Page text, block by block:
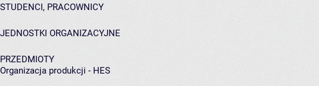
STUDENCI, PRACOWNICY
JEDNOSTKI ORGANIZACYJNE
PRZEDMIOTY
Organizacja produkcji - HES